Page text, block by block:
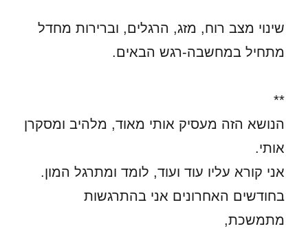
שינוי מצב רוח, מזג, הרגלים, וברירות מחדל
מתחיל במחשבה-רגש הבאים.
**
הנושא הזה מעסיק אותי מאוד, מלהיב ומסקרן
אותי.
אני קורא עליו עוד ועוד, לומד ומתרגל המון.
בחודשים האחרונים אני בהתרגשות
מתמשכת,